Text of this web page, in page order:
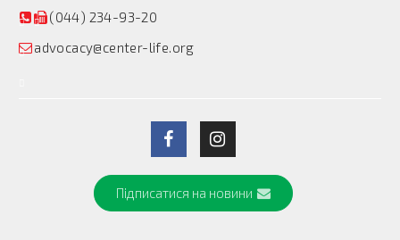
(044) 234-93-20
advocacy@center-life.org
Підписатися на новини